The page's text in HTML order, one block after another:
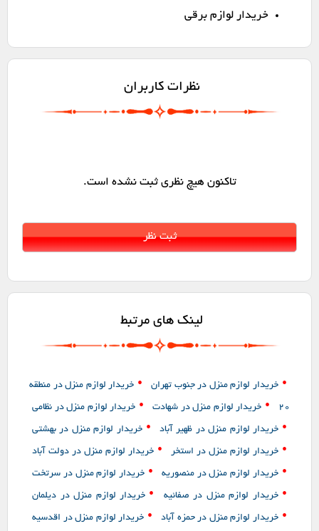
خریدار لوازم برقی
نظرات کاربران
تاکنون هیچ نظری ثبت نشده است.
لینک های مرتبط
• خریدار لوازم منزل در جنوب تهران • خریدار لوازم منزل در منطقه
20
• خریدار لوازم منزل در شهادت • خریدار لوازم منزل در نظامی
• خریدار لوازم منزل در ظهیر آباد • خریدار لوازم منزل در بهشتی
• خریدار لوازم منزل در استخر • خریدار لوازم منزل در دولت آباد
• خریدار لوازم منزل در منصوریه • خریدار لوازم منزل در سرتخت
• خریدار لوازم منزل در صفائیه • خریدار لوازم منزل در دیلمان
• خریدار لوازم منزل در حمزه آباد • خریدار لوازم منزل در اقدسیه